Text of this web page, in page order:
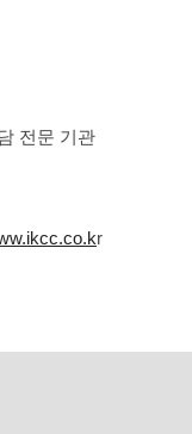
전문 기관
r